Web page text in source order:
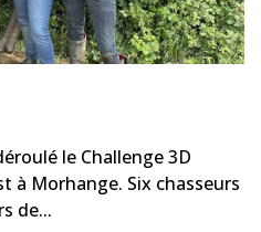
le Challenge 3D
à Morhange. Six chasseurs
de...